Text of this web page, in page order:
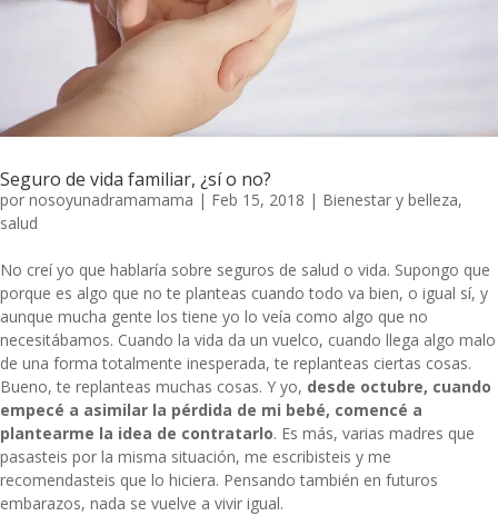
Seguro de vida familiar, ¿sí o no?
por nosoyunadramamama | Feb 15, 2018 | Bienestar y belleza,
salud
No creí yo que hablaría sobre seguros de salud o vida. Supongo que
porque es algo que no te planteas cuando todo va bien, o igual sí, y
aunque mucha gente los tiene yo lo veía como algo que no
necesitábamos. Cuando la vida da un vuelco, cuando llega algo malo
de una forma totalmente inesperada, te replanteas ciertas cosas.
Bueno, te replanteas muchas cosas. Y yo, desde octubre, cuando
empecé a asimilar la pérdida de mi bebé, comencé a
plantearme la idea de contratarlo. Es más, varias madres que
pasasteis por la misma situación, me escribisteis y me
recomendasteis que lo hiciera. Pensando también en futuros
embarazos, nada se vuelve a vivir igual.